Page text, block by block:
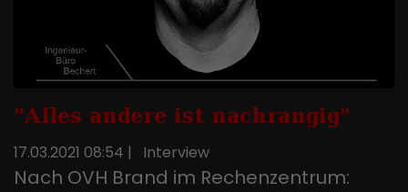
"Alles andere ist nachrangig"
17.03.2021 08:54 | Interview
Nach OVH Brand im Rechenzentrum: